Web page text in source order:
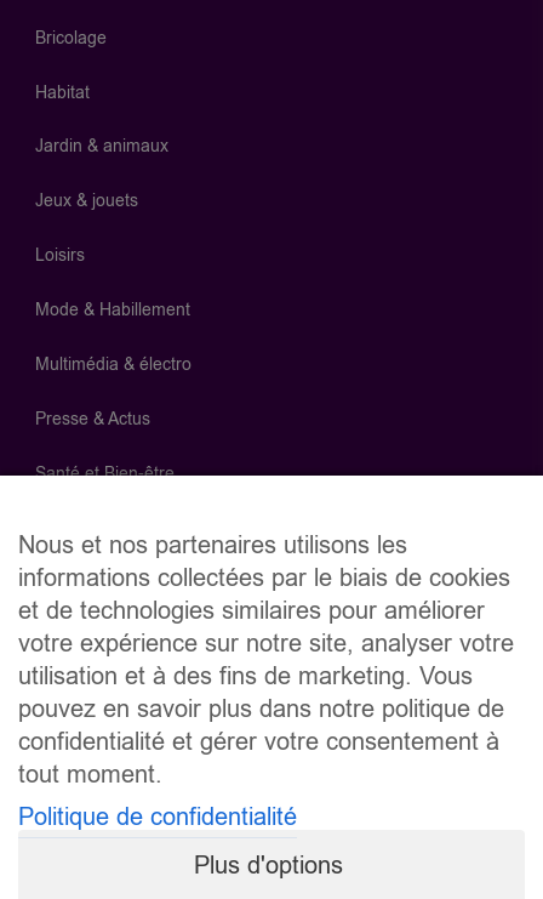
Bricolage
Habitat
Jardin & animaux
Jeux & jouets
Loisirs
Mode & Habillement
Multimédia & électro
Presse & Actus
Santé et Bien-être
Télécom
Recevez toute l'actualité InPromo
Soyez informé des meilleures promotions en avant-première
en vous inscrivant à la newsletter InPromo vum LuxPost.
En vous inscrivant, vous acceptez la
Nous et nos partenaires utilisons les
informations collectées par le biais de cookies
et de technologies similaires pour améliorer
votre expérience sur notre site, analyser votre
utilisation et à des fins de marketing. Vous
pouvez en savoir plus dans notre politique de
confidentialité et gérer votre consentement à
tout moment.
Politique de confidentialité
Plus d'options